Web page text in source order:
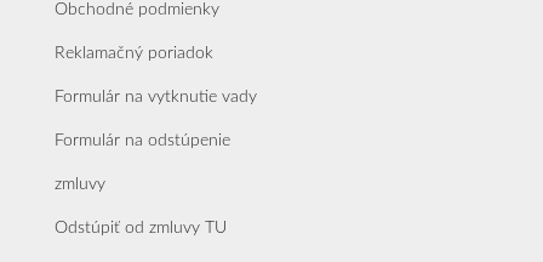
Obchodné podmienky
Reklamačný poriadok
Formulár na vytknutie vady
Formulár na odstúpenie
zmluvy
Odstúpiť od zmluvy TU